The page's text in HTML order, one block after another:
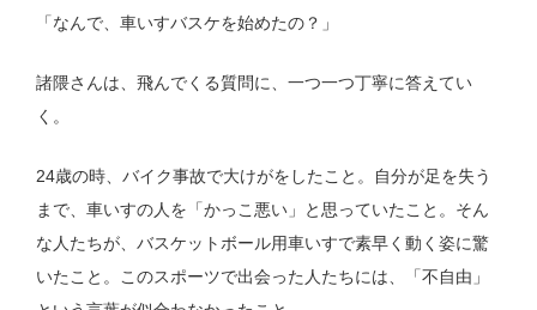
「なんで、車いすバスケを始めたの？」
諸隈さんは、飛んでくる質問に、一つ一つ丁寧に答えてい
く。
24歳の時、バイク事故で大けがをしたこと。自分が足を失う
まで、車いすの人を「かっこ悪い」と思っていたこと。そん
な人たちが、バスケットボール用車いすで素早く動く姿に驚
いたこと。このスポーツで出会った人たちには、「不自由」